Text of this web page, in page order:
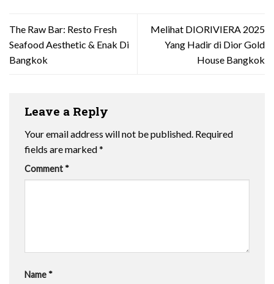
The Raw Bar: Resto Fresh
Seafood Aesthetic & Enak Di
Bangkok
Melihat DIORIVIERA 2025
Yang Hadir di Dior Gold
House Bangkok
Leave a Reply
Your email address will not be published. Required
fields are marked*
Comment *
Name *